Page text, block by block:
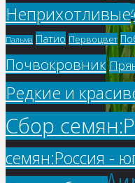
Неприхотливые
Пальма Патио Первоцвет
Почвокровник
Редкие и
Сбор
семян:Россия -